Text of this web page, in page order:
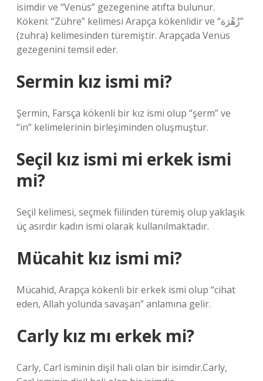
isimdir ve “Venüs” gezegenine atıfta bulunur.
Kökeni: “Zühre” kelimesi Arapça kökenlidir ve “زُهْرَة”
(zuhra) kelimesinden türemiştir. Arapçada Venüs
gezegenini temsil eder.
Sermin kız ismi mi?
Şermin, Farsça kökenli bir kız ismi olup “şerm” ve
“in” kelimelerinin birleşiminden oluşmuştur.
Seçil kız ismi mi erkek ismi
mi?
Seçil kelimesi, seçmek fiilinden türemiş olup yaklaşık
üç asırdır kadın ismi olarak kullanılmaktadır.
Mücahit kız ismi mi?
Mücahid, Arapça kökenli bir erkek ismi olup “cihat
eden, Allah yolunda savaşan” anlamına gelir.
Carly kız mı erkek mi?
Carly, Carl isminin dişil hali olan bir isimdir.Carly,